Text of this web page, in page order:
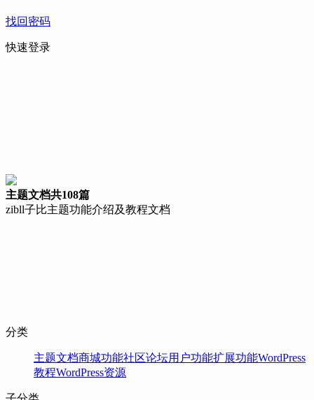
找回密码
快速登录
主题文档共108篇
zibll子比主题功能介绍及教程文档
分类
主题文档商城功能社区论坛用户功能扩展功能WordPress
教程WordPress资源